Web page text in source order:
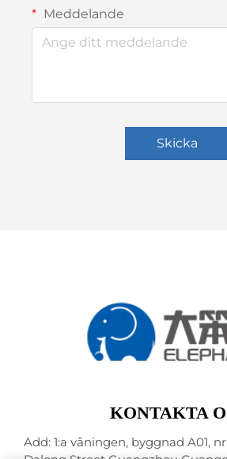
Meddelande
Skicka
KONTAKTA
Add: 1:a våningen, byggnad A01,